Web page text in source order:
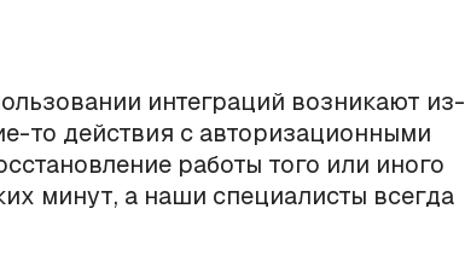
интеграций возникают из-
то действия с авторизационными
работы того или иного
минут, а наши специалисты всегда